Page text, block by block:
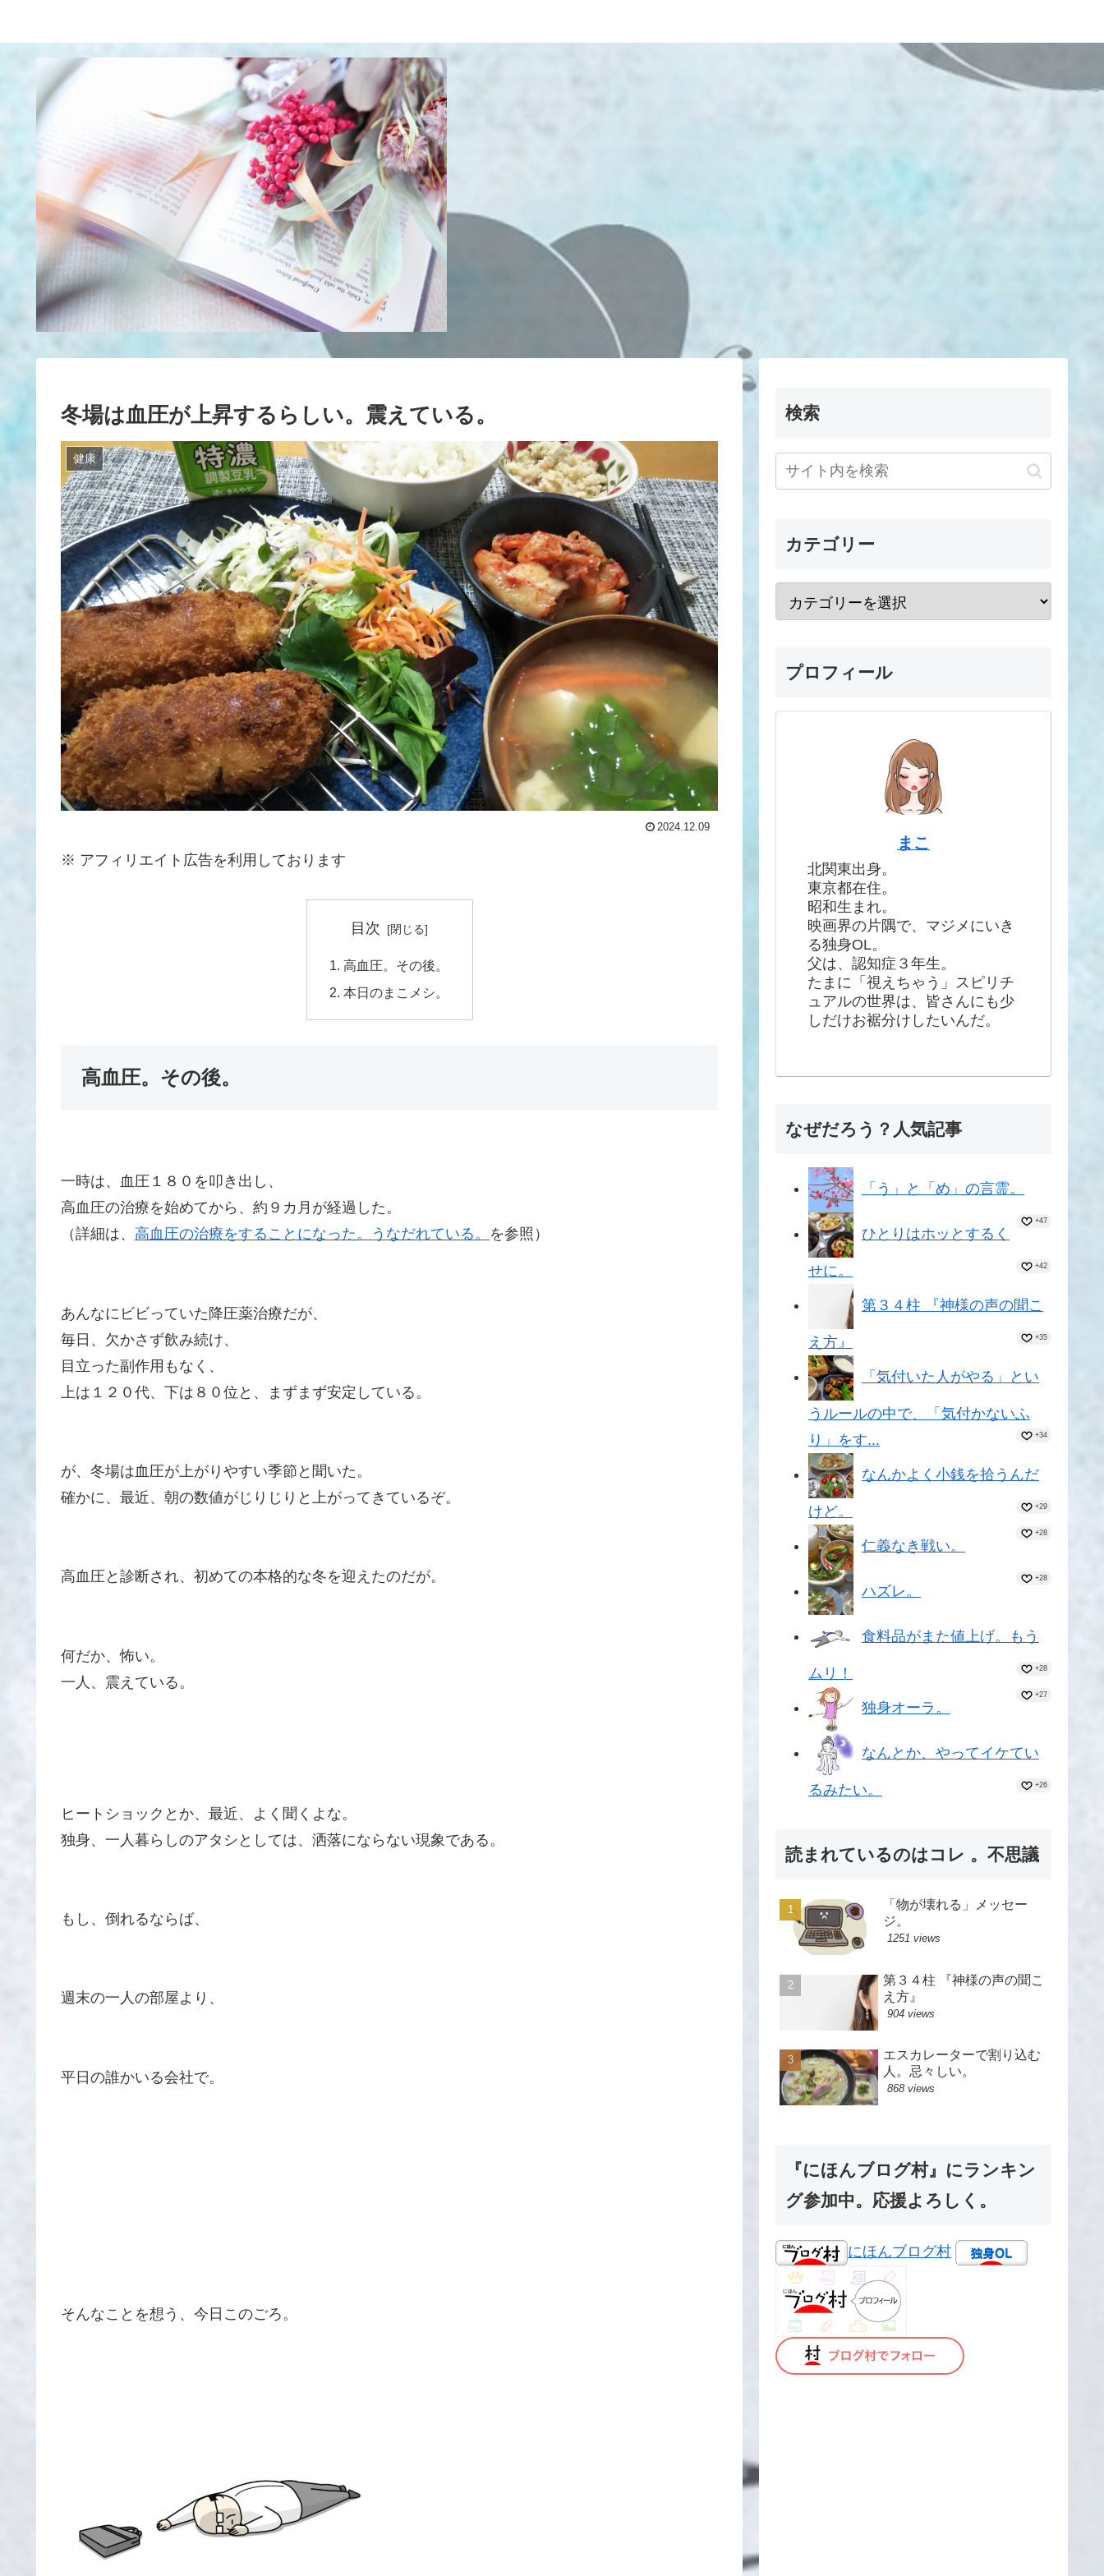
冬場は血圧が上昇するらしい。震えている。
健康
2024.12.09
※ アフィリエイト広告を利用しております
目次
高血圧。その後。
本日のまこメシ。
高血圧。その後。
一時は、血圧１８０を叩き出し、
高血圧の治療を始めてから、約９カ月が経過した。
（詳細は、 高血圧の治療をすることになった。うなだれている。 を参照）
あんなにビビっていた降圧薬治療だが、
毎日、欠かさず飲み続け、
目立った副作用もなく、
上は１２０代、下は８０位と、まずまず安定している。
が、冬場は血圧が上がりやすい季節と聞いた。
確かに、最近、朝の数値がじりじりと上がってきているぞ。
高血圧と診断され、初めての本格的な冬を迎えたのだが。
何だか、怖い。
一人、震えている。
ヒートショックとか、最近、よく聞くよな。
独身、一人暮らしのアタシとしては、洒落にならない現象である。
もし、倒れるならば、
週末の一人の部屋より、
平日の誰かいる会社で。
そんなことを想う、今日このごろ。
検索
カテゴリー
プロフィール
まこ
北関東出身。
東京都在住。
昭和生まれ。
映画界の片隅で、マジメにいき
る独身OL。
父は、認知症３年生。
たまに「視えちゃう」スピリチ
ュアルの世界は、皆さんにも少
しだけお裾分けしたいんだ。
なぜだろう？人気記事
「う」と「め」の言霊。
+47
ひとりはホッとするく
せに。 +42
第３４柱 『神様の声の聞こ
え方』 +35
「気付いた人がやる」とい
うルールの中で、「気付かないふ
り」をす...
+34
なんかよく小銭を拾うんだ
けど。 +29
仁義なき戦い。
+28
ハズレ。
+28
食料品がまた値上げ。もう
ムリ！ +28
独身オーラ。
+27
なんとか、やってイケてい
るみたい。 +26
読まれているのはコレ 。不思議
「物が壊れる」メッセー
ジ。
1251 views
第３４柱 『神様の声の聞こ
え方』
904 views
エスカレーターで割り込む
人。忌々しい。
868 views
『にほんブログ村』にランキン
グ参加中。応援よろしく。
にほんブログ村